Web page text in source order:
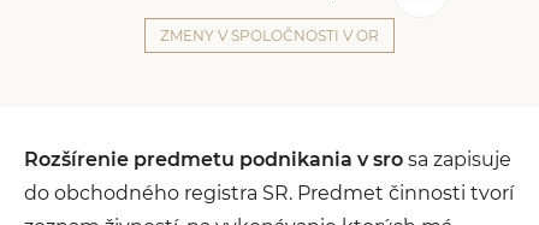
ZMENY V SPOLOČNOSTI V OR
Rozšírenie predmetu podnikania v sro sa zapisuje
do obchodného registra SR. Predmet činnosti tvorí